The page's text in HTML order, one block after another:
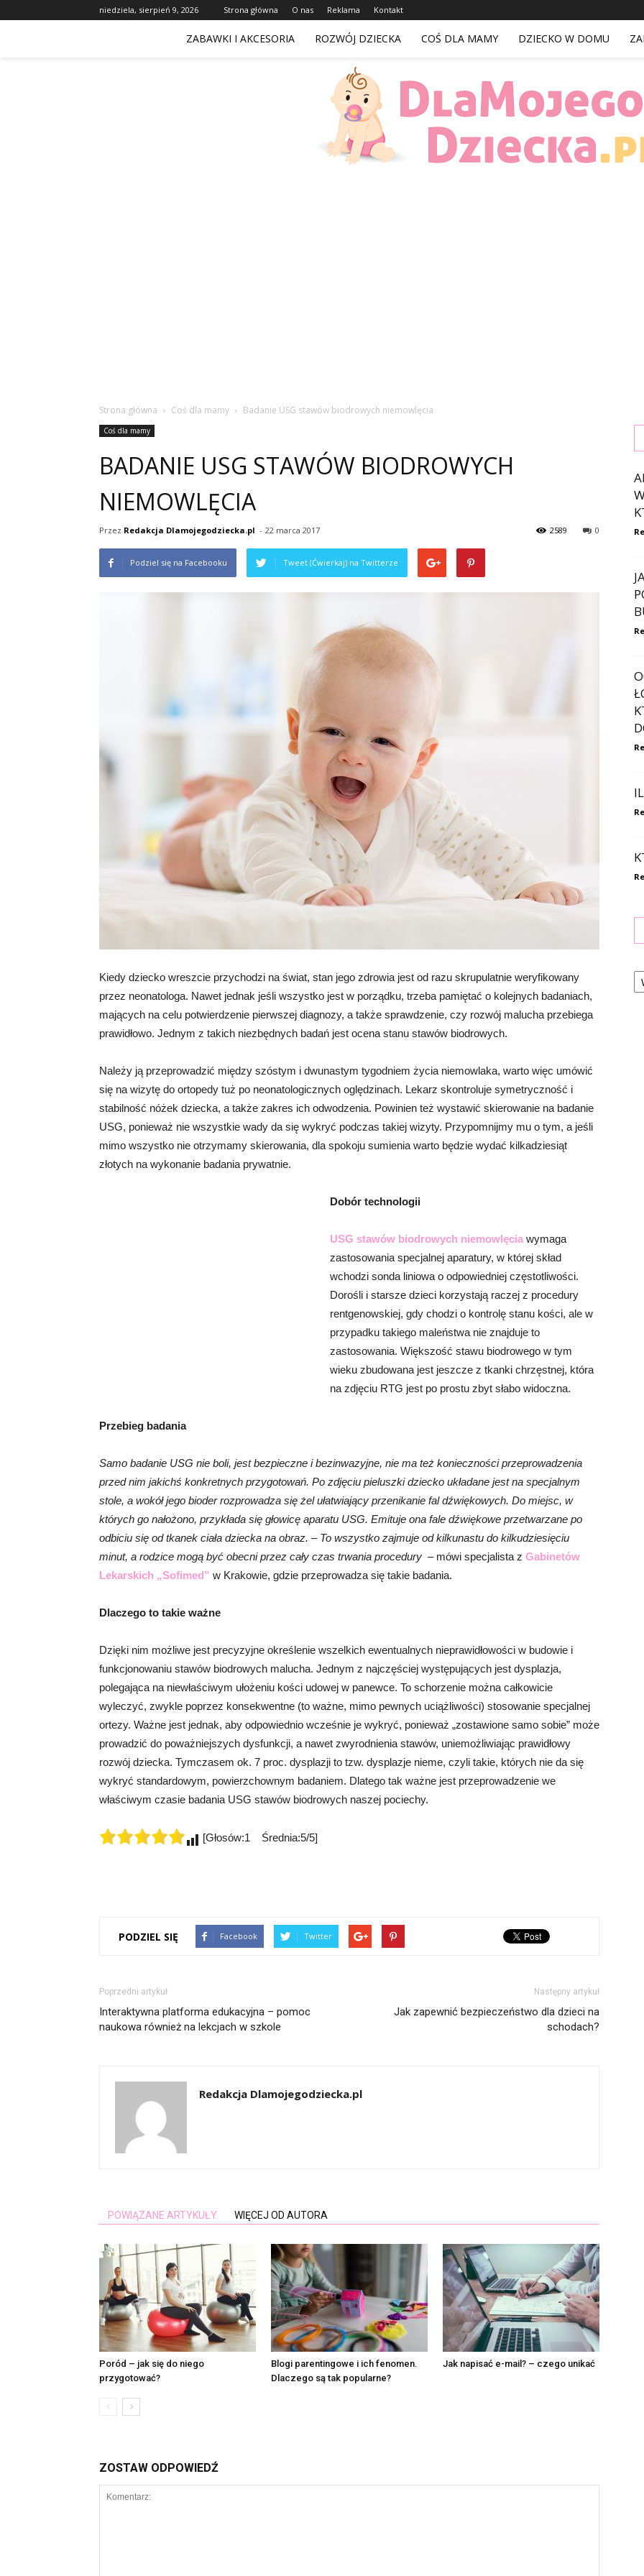
niedziela, sierpień 9, 2026 Strona główna O nas Reklama Kontakt
ZABAWKI I AKCESORIA ROZWÓJ DZIECKA COŚ DLA MAMY DZIECKO W DOMU
Strona główna Coś dla mamy Badanie USG stawów biodrowych niemowlęcia
Coś dla mamy
BADANIE USG STAWÓW BIODROWYCH
NIEMOWLĘCIA
Przez Redakcja Dlamojegodziecka.pl - 22 marca 2017 0
2589
Podziel się na Facebooku Tweet (Ćwierkaj) na Twitterze
Kiedy dziecko wreszcie przychodzi na świat, stan jego zdrowia jest od razu skrupulatnie weryfikowany
przez neonatologa. Nawet jednak jeśli wszystko jest w porządku, trzeba pamiętać o kolejnych badaniach,
mających na celu potwierdzenie pierwszej diagnozy, a także sprawdzenie, czy rozwój malucha przebiega
prawidłowo. Jednym z takich niezbędnych badań jest ocena stanu stawów biodrowych.
Należy ją przeprowadzić między szóstym i dwunastym tygodniem życia niemowlaka, warto więc umówić
się na wizytę do ortopedy tuż po neonatologicznych oględzinach. Lekarz skontroluje symetryczność i
stabilność nóżek dziecka, a także zakres ich odwodzenia. Powinien też wystawić skierowanie na badanie
USG, ponieważ nie wszystkie wady da się wykryć podczas takiej wizyty. Przypomnijmy mu o tym, a jeśli
mimo wszystko nie otrzymamy skierowania, dla spokoju sumienia warto będzie wydać kilkadziesiąt
złotych na wykonanie badania prywatnie.
Dobór technologii
USG stawów biodrowych niemowlęcia wymaga
zastosowania specjalnej aparatury, w której skład
wchodzi sonda liniowa o odpowiedniej częstotliwości.
Dorośli i starsze dzieci korzystają raczej z procedury
rentgenowskiej, gdy chodzi o kontrolę stanu kości, ale w
przypadku takiego maleństwa nie znajduje to
zastosowania. Większość stawu biodrowego w tym
wieku zbudowana jest jeszcze z tkanki chrzęstnej, która
na zdjęciu RTG jest po prostu zbyt słabo widoczna.
Przebieg badania
Samo badanie USG nie boli, jest bezpieczne i bezinwazyjne, nie ma też konieczności przeprowadzenia
przed nim jakichś konkretnych przygotowań. Po zdjęciu pieluszki dziecko układane jest na specjalnym
stole, a wokół jego bioder rozprowadza się żel ułatwiający przenikanie fal dźwiękowych. Do miejsc, w
których go nałożono, przykłada się głowicę aparatu USG. Emituje ona fale dźwiękowe przetwarzane po
odbiciu się od tkanek ciała dziecka na obraz. – To wszystko zajmuje od kilkunastu do kilkudziesięciu
minut, a rodzice mogą być obecni przez cały czas trwania procedury – mówi specjalista z Gabinetów
Lekarskich „Sofimed” w Krakowie, gdzie przeprowadza się takie badania.
Dlaczego to takie ważne
Dzięki nim możliwe jest precyzyjne określenie wszelkich ewentualnych nieprawidłowości w budowie i
funkcjonowaniu stawów biodrowych malucha. Jednym z najczęściej występujących jest dysplazja,
polegająca na niewłaściwym ułożeniu kości udowej w panewce. To schorzenie można całkowicie
wyleczyć, zwykle poprzez konsekwentne (to ważne, mimo pewnych uciążliwości) stosowanie specjalnej
ortezy. Ważne jest jednak, aby odpowiednio wcześnie je wykryć, ponieważ „zostawione samo sobie” może
prowadzić do poważniejszych dysfunkcji, a nawet zwyrodnienia stawów, uniemożliwiając prawidłowy
rozwój dziecka. Tymczasem ok. 7 proc. dysplazji to tzw. dysplazje nieme, czyli takie, których nie da się
wykryć standardowym, powierzchownym badaniem. Dlatego tak ważne jest przeprowadzenie we
właściwym czasie badania USG stawów biodrowych naszej pociechy.
[Głosów:1 Średnia:5/5]
PODZIEL SIĘ Facebook Twitter
Poprzedni artykuł
Interaktywna platforma edukacyjna – pomoc
naukowa również na lekcjach w szkole
Następny artykuł
Jak zapewnić bezpieczeństwo dla dzieci na
schodach?
Redakcja Dlamojegodziecka.pl
POWIĄZANE ARTYKUŁY WIĘCEJ OD AUTORA
Poród – jak się do niego
przygotować?
Blogi parentingowe i ich fenomen.
Dlaczego są tak popularne?
Jak napisać e-mail? – czego unikać
ZOSTAW ODPOWIEDŹ